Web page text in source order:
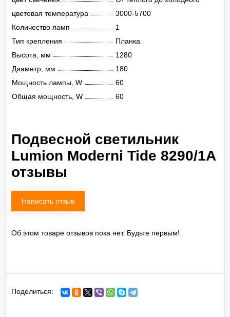
цветовая температура
3000-5700
Количество ламп
1
Тип крепления
Планка
Высота, мм
1280
Диаметр, мм
180
Мощность лампы, W
60
Общая мощность, W
60
Подвесной светильник
Lumion Moderni Tide 8290/1A
отзывы
Написать отзыв
Об этом товаре отзывов пока нет. Будьте первым!
Поделиться: